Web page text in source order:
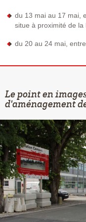
du 13 mai au 17 mai,
situe à proximité de la
du 20 au 24 mai,
Le point en
d'aménagement